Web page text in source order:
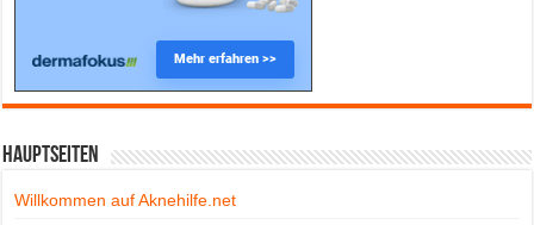
Hauptseiten
Willkommen auf Aknehilfe.net